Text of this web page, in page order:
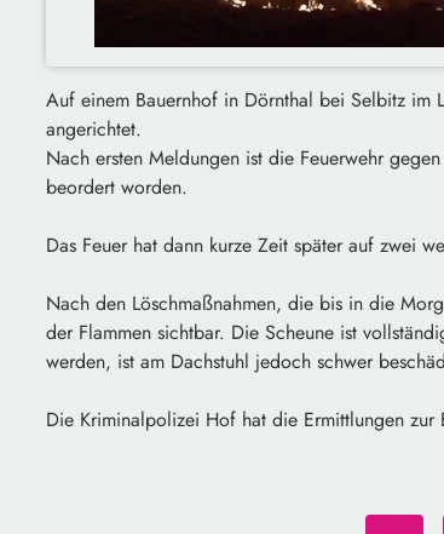
Auf einem Bauernhof in Dörnthal bei Selbitz im
angerichtet.
Nach ersten Meldungen ist die Feuerwehr
beordert worden.
Das Feuer hat dann kurze Zeit später auf zwei
Nach den Löschmaßnahmen, die bis in die
der Flammen sichtbar. Die Scheune ist
werden, ist am Dachstuhl jedoch schwer
Die Kriminalpolizei Hof hat die Ermittlungen zur